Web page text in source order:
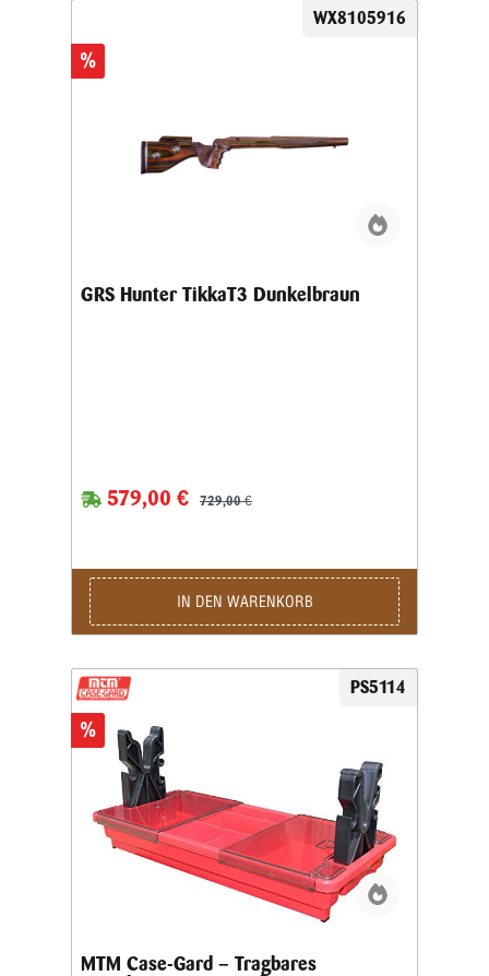
%
WX8105916
GRS Hunter TikkaT3 Dunkelbraun
579,00 € 729,00 €
IN DEN WARENKORB
%
PS5114
MTM Case-Gard – Tragbares